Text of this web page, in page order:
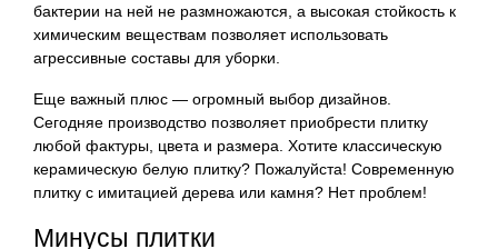
бактерии на ней не размножаются, а высокая стойкость к
химическим веществам позволяет использовать
агрессивные составы для уборки.
Еще важный плюс — огромный выбор дизайнов.
Сегодняе производство позволяет приобрести плитку
любой фактуры, цвета и размера. Хотите классическую
керамическую белую плитку? Пожалуйста! Современную
плитку с имитацией дерева или камня? Нет проблем!
Минусы плитки